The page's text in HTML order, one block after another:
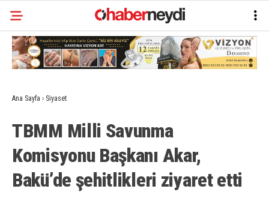
Ana Sayfa › Siyaset
TBMM Milli Savunma
Komisyonu Başkanı Akar,
Bakü’de şehitlikleri ziyaret etti